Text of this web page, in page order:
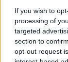
If you wish to
processing of
targeted
section to
opt-out request
31°
ΣΑ
29°
ΚΥ
29°